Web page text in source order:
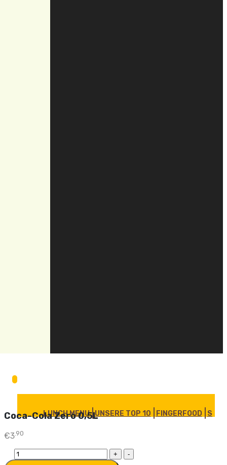
LUNCH MENU UNSERE TOP 10 FINGERFOOD
Coca-Cola Zero 0,5L
€3.90
Coca-
Cola